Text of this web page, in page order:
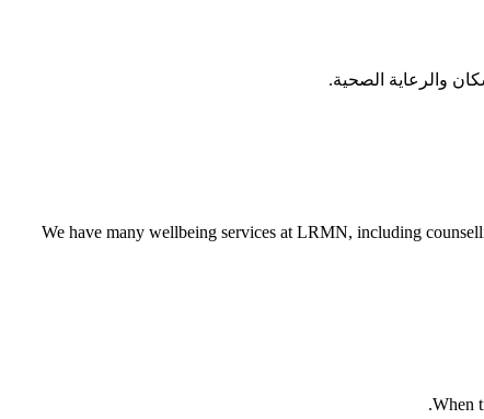
والرعاية الصحية.
We have many wellbeing services at LRMN, including
When